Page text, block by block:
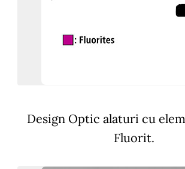
Design Optic alaturi cu
Fluorit.